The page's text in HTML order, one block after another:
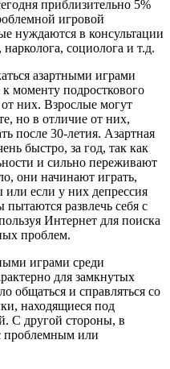
приблизительно 5%
игровой
нуждаются в консультации
социолога и т.д.
азартными играми
моменту подросткового
них. Взрослые могут
но в отличие от них,
после 30-летия. Азартная
быстро, за год, так как
и сильно переживают
они начинают играть,
если у них депрессия
развлечь себя с
Интернет для поиска
проблем.
играми среди
для замкнутых
общаться и справляться со
находящиеся под
С другой стороны, в
проблемным или